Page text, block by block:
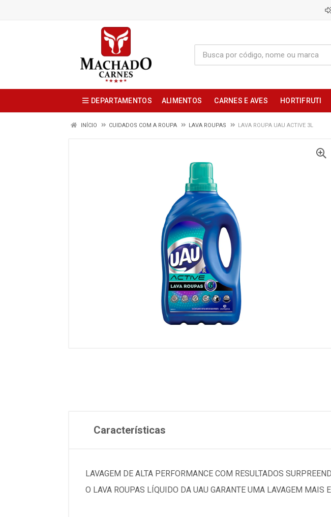
DEPARTAMENTOS ALIMENTOS CARNES E AVES HORTIFRUTI
INÍCIO CUIDADOS COM A ROUPA LAVA ROUPAS LAVA ROUPA UAU ACTIVE 3L
Características
LAVAGEM DE ALTA PERFORMANCE COM RESULTADOS
O LAVA ROUPAS LÍQUIDO DA UAU GARANTE UMA LAVAGEM MAIS